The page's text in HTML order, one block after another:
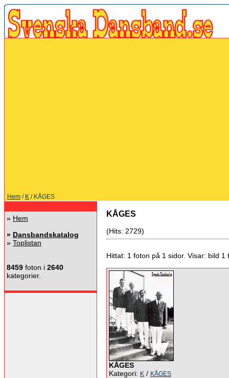
Hem / K / KÅGES
» Hem
» Dansbandskatalog
» Toplistan
8459 foton i 2640
kategorier.
KÅGES
(Hits: 2729)
Hittat: 1 foton på 1 sidor. Visar: bild 1
KÅGES
Kategori: K / KÅGES